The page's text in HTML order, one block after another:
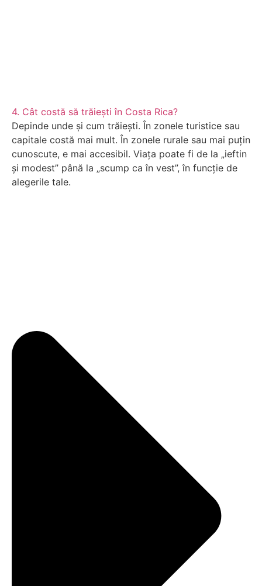
4. Cât costă să trăiești în Costa Rica?
Depinde unde și cum trăiești. În zonele turistice sau
capitale costă mai mult. În zonele rurale sau mai puțin
cunoscute, e mai accesibil. Viața poate fi de la „ieftin
și modest” până la „scump ca în vest”, în funcție de
alegerile tale.